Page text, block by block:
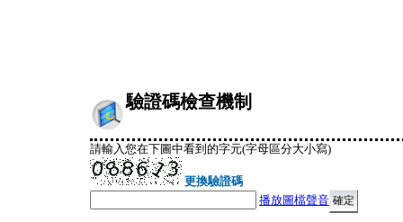
驗證碼檢查機制
請輸入您在下圖中看到的字元(字母區分大小寫)
更換驗證碼
播放圖檔聲音